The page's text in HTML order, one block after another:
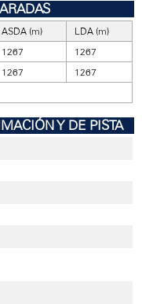
ASDA (m)
LDA (m)
1267
1267
1267
1267
Y DE PISTA